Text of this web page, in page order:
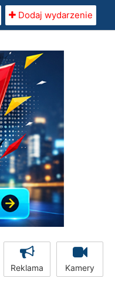
Dodaj wydarzenie
Reklama Kamery